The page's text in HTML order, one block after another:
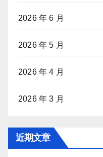
2026 年 6 月
2026 年 5 月
2026 年 4 月
2026 年 3 月
近期文章